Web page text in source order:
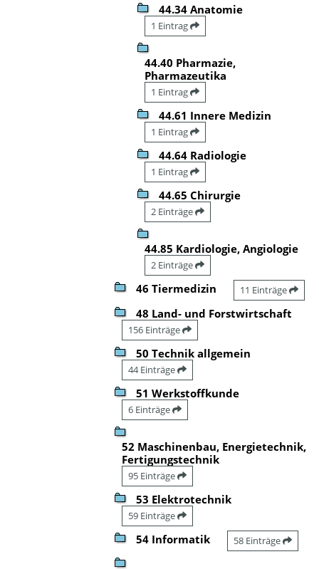
44.34 Anatomie
1 Eintrag
44.40 Pharmazie,
Pharmazeutika
1 Eintrag
44.61 Innere Medizin
1 Eintrag
44.64 Radiologie
1 Eintrag
44.65 Chirurgie
2 Einträge
44.85 Kardiologie, Angiologie
2 Einträge
46 Tiermedizin 11 Einträge
48 Land- und Forstwirtschaft
156 Einträge
50 Technik allgemein
44 Einträge
51 Werkstoffkunde
6 Einträge
52 Maschinenbau, Energietechnik,
Fertigungstechnik
95 Einträge
53 Elektrotechnik
59 Einträge
54 Informatik 58 Einträge